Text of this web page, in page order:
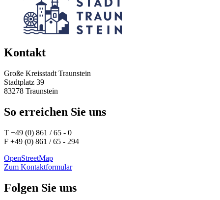
Kontakt
Große Kreisstadt Traunstein
Stadtplatz 39
83278 Traunstein
So erreichen Sie uns
T +49 (0) 861 / 65 - 0
F +49 (0) 861 / 65 - 294
OpenStreetMap
Zum Kontaktformular
Folgen Sie uns